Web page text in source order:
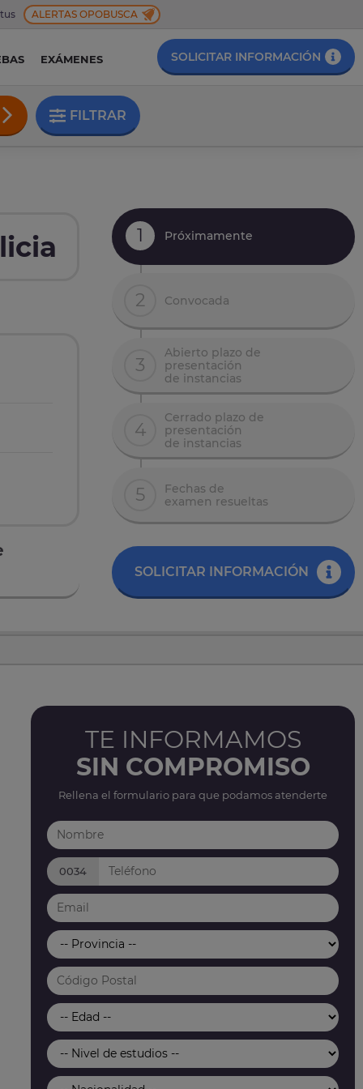
ALERTAS OPOBUSCA
EXÁMENES SOLICITAR INFORMACIÓN
FILTRAR
1 Próximamente
2 Convocada
3
Abierto plazo de
presentación
de instancias
4
Cerrado plazo de
presentación
de instancias
5
Fechas de
examen resueltas
SOLICITAR INFORMACIÓN
TE INFORMAMOS
SIN COMPROMISO
Rellena el formulario para que podamos atenderte
0034